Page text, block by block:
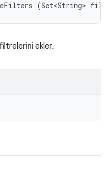
(Set<String>
filtrelerini ekler.